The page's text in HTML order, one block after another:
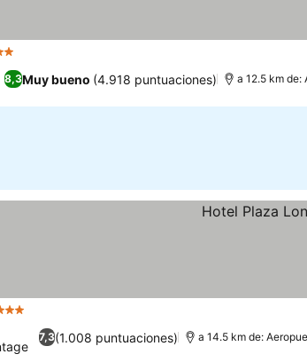
8,3Muy bueno (4.918 puntuaciones) a 12.5 km
Estrellas
7,3(1.008 puntuaciones) a 14.5 km de: